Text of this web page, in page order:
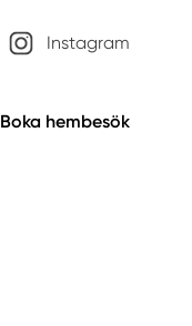
Instagram
Boka hembesök